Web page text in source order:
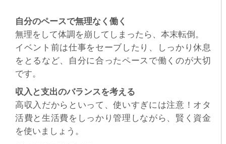
自分のペースで無理なく働く
無理をして体調を崩してしまったら、本末転倒。
イベント前は仕事をセーブしたり、しっかり休息
をとるなど、自分に合ったペースで働くのが大切
です。
収入と支出のバランスを考える
高収入だからといって、使いすぎには注意！オタ
活費と生活費をしっかり管理しながら、賢く資金
を使いましょう。